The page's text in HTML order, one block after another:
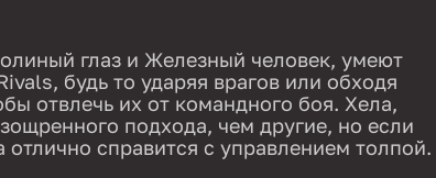
глаз и Железный человек, умеют
будь то ударяя врагов или обходя
отвлечь их от командного боя. Хела,
подхода, чем другие, но если
отлично справится с управлением толпой.